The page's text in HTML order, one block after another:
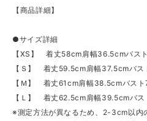
【商品詳細】
●サイズ詳細
【XS】 着丈58cm肩幅36.5cmバス
【Ｓ】 着丈59.5cm肩幅37.5cmバ
【Ｍ】 着丈61cm肩幅38.5cmバス
【Ｌ】 着丈62.5cm肩幅39.5cmバ
※測定方法が異なるため、2-3cm以内